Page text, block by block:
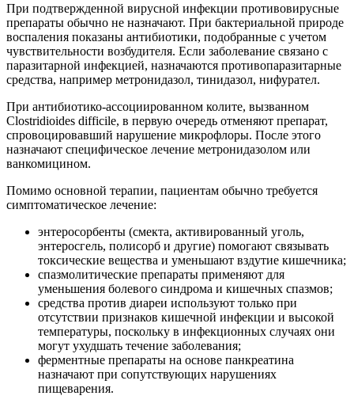
При подтвержденной вирусной инфекции противовирусные
препараты обычно не назначают. При бактериальной природе
воспаления показаны антибиотики, подобранные с учетом
чувствительности возбудителя. Если заболевание связано с
паразитарной инфекцией, назначаются противопаразитарные
средства, например метронидазол, тинидазол, нифурател.
При антибиотико-ассоциированном колите, вызванном
Clostridioides difficile, в первую очередь отменяют препарат,
спровоцировавший нарушение микрофлоры. После этого
назначают специфическое лечение метронидазолом или
ванкомицином.
Помимо основной терапии, пациентам обычно требуется
симптоматическое лечение:
энтеросорбенты (смекта, активированный уголь,
энтеросгель, полисорб и другие) помогают связывать
токсические вещества и уменьшают вздутие кишечника;
спазмолитические препараты применяют для
уменьшения болевого синдрома и кишечных спазмов;
средства против диареи используют только при
отсутствии признаков кишечной инфекции и высокой
температуры, поскольку в инфекционных случаях они
могут ухудшать течение заболевания;
ферментные препараты на основе панкреатина
назначают при сопутствующих нарушениях
пищеварения.